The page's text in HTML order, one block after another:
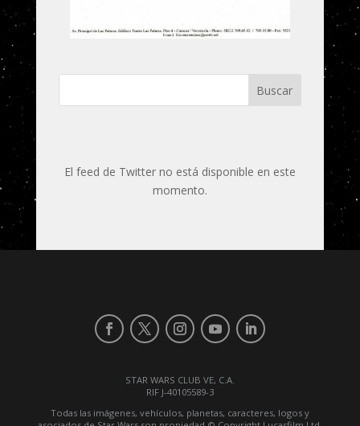
Buscar
El feed de Twitter no está disponible en este
momento.
STAR WARS CLUB VE, C.A.
RIF J-40105589-3
Todas las imágenes, vehículos, planetas, caracteres, logos y